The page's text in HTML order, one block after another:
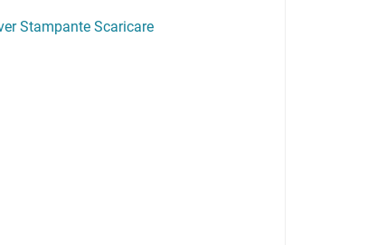
Stampante Scaricare